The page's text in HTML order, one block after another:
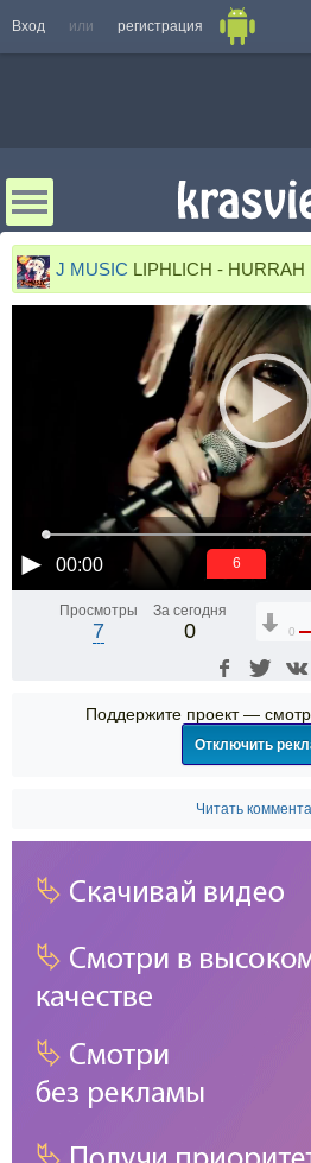
Вход или регистрация
J MUSIC LIPHLICH - HURRAH
00:00 6
Просмотры
7
За сегодня
0 0
Поддержите проект —
Отключить
Читать